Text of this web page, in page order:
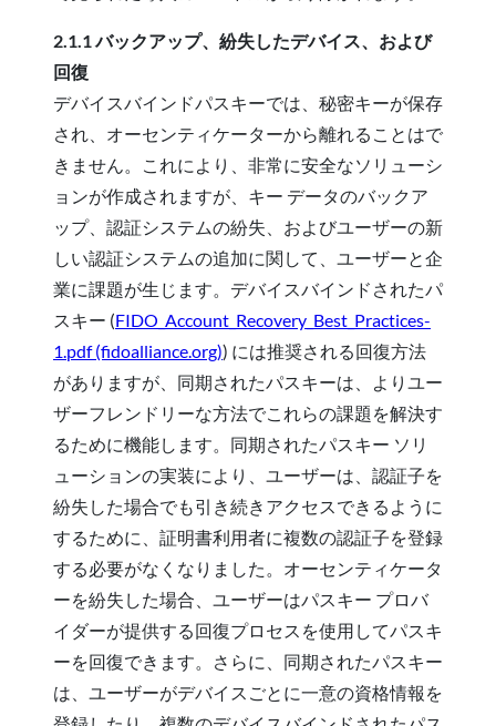
2.1.1 バックアップ、紛失したデバイス、および
回復
デバイスバインドパスキーでは、秘密キーが保存
され、オーセンティケーターから離れることはで
きません。これにより、非常に安全なソリューシ
ョンが作成されますが、キー データのバックア
ップ、認証システムの紛失、およびユーザーの新
しい認証システムの追加に関して、ユーザーと企
業に課題が生じます。デバイスバインドされたパ
スキー (FIDO_Account_Recovery_Best_Practices-
1.pdf (fidoalliance.org)) には推奨される回復方法
がありますが、同期されたパスキーは、よりユー
ザーフレンドリーな方法でこれらの課題を解決す
るために機能します。同期されたパスキー ソリ
ューションの実装により、ユーザーは、認証子を
紛失した場合でも引き続きアクセスできるように
するために、証明書利用者に複数の認証子を登録
する必要がなくなりました。オーセンティケータ
ーを紛失した場合、ユーザーはパスキー プロバ
イダーが提供する回復プロセスを使用してパスキ
ーを回復できます。さらに、同期されたパスキー
は、ユーザーがデバイスごとに一意の資格情報を